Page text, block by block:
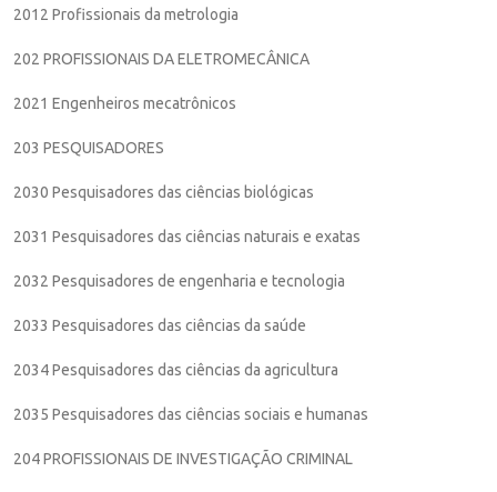
2012 Profissionais da metrologia
202 PROFISSIONAIS DA ELETROMECÂNICA
2021 Engenheiros mecatrônicos
203 PESQUISADORES
2030 Pesquisadores das ciências biológicas
2031 Pesquisadores das ciências naturais e exatas
2032 Pesquisadores de engenharia e tecnologia
2033 Pesquisadores das ciências da saúde
2034 Pesquisadores das ciências da agricultura
2035 Pesquisadores das ciências sociais e humanas
204 PROFISSIONAIS DE INVESTIGAÇÃO CRIMINAL